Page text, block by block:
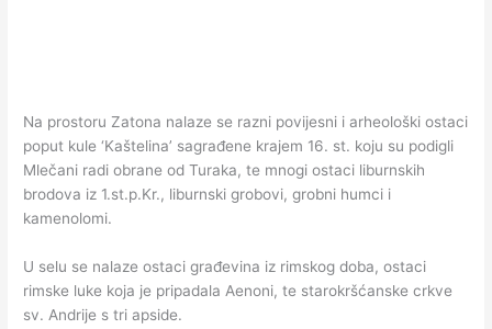
Na prostoru Zatona nalaze se razni povijesni i arheološki ostaci
poput kule ‘Kaštelina’ sagrađene krajem 16. st. koju su podigli
Mlečani radi obrane od Turaka, te mnogi ostaci liburnskih
brodova iz 1.st.p.Kr., liburnski grobovi, grobni humci i
kamenolomi.
U selu se nalaze ostaci građevina iz rimskog doba, ostaci
rimske luke koja je pripadala Aenoni, te starokršćanske crkve
sv. Andrije s tri apside.